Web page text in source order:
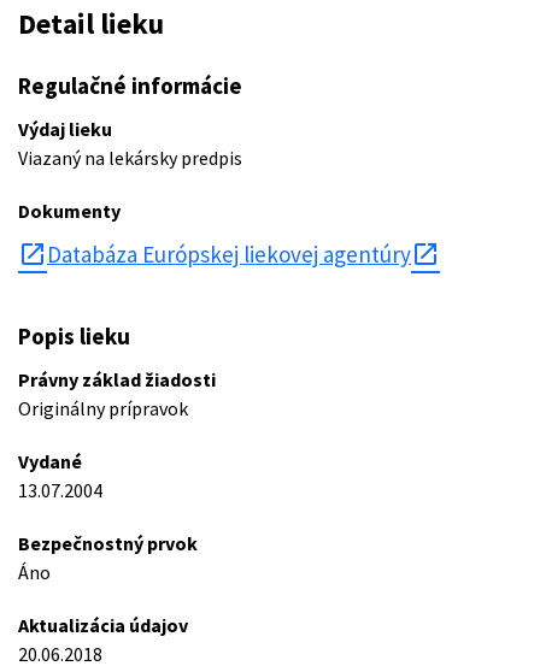
Detail lieku
Regulačné informácie
Výdaj lieku
Viazaný na lekársky predpis
Dokumenty
open_in_new Databáza Európskej liekovej agentúry
Popis lieku
Právny základ žiadosti
Originálny prípravok
Vydané
13.07.2004
Bezpečnostný prvok
Áno
Aktualizácia údajov
20.06.2018